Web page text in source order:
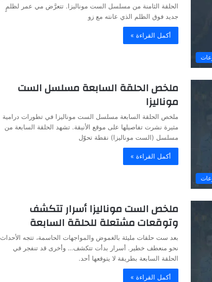
الحلقة الثامنة من مسلسل الست موناليزا. تتعرَّض مي عمر لظلمٍ
جديد فوق الظلم الذي عانته مع زو
أكمل القراءة »
ملخص الحلقة السابعة مسلسل الست
موناليزا
ملخص الحلقة السابعة مسلسل الست موناليزا في تطورات درامية
مثيرة نشرت تفاصيلها على موقع الأنيقة. تشهد الحلقة السابعة من
مسلسل (الست موناليزا) نقطة تحوّل
أكمل القراءة »
ملخص الست موناليزا أسرار تتكشف
وتوقعات مشتعلة للحلقة السابعة
بعد ست حلقات مليئة بالغموض والمواجهات الحاسمة، تتجه الأحداث
نحو منعطف خطير. أسرار بدأت تتكشف… وأخرى قد تنفجر في
الحلقة السابعة بطريقة لا يتوقعها أحد.
أكمل القراءة »